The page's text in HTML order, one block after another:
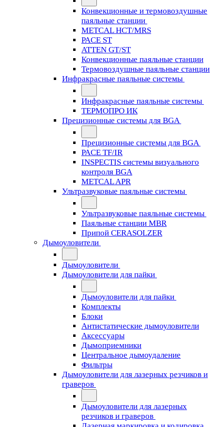
Конвекционные и термовоздушные
паяльные станции
METCAL HCT/MRS
PACE ST
ATTEN GT/ST
Конвекционные паяльные станции
Термовоздушные паяльные станции
Инфракрасные паяльные системы
Инфракрасные паяльные системы
ТЕРМОПРО ИК
Прецизионные системы для BGA
Прецизионные системы для BGA
PACE TF/IR
INSPECTIS системы визуального
контроля BGA
METCAL APR
Ультразвуковые паяльные системы
Ультразвуковые паяльные системы
Паяльные станции MBR
Припой CERASOLZER
Дымоуловители
Дымоуловители
Дымоуловители для пайки
Дымоуловители для пайки
Комплекты
Блоки
Антистатические дымоуловители
Аксессуары
Дымоприемники
Центральное дымоудаление
Фильтры
Дымоуловители для лазерных резчиков и
граверов
Дымоуловители для лазерных
резчиков и граверов